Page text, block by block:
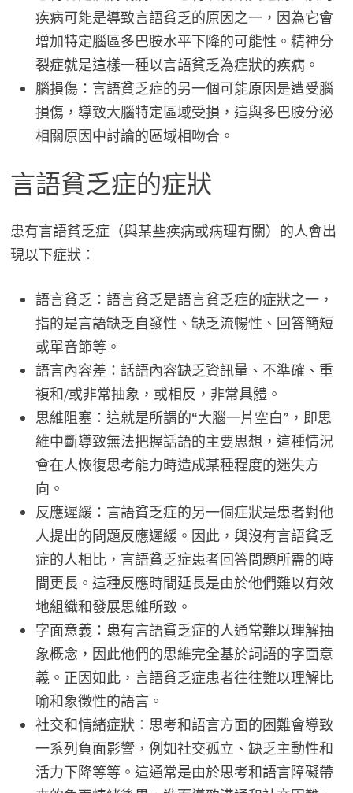
疾病可能是導致言語貧乏的原因之一，因為它會
增加特定腦區多巴胺水平下降的可能性。精神分
裂症就是這樣一種以言語貧乏為症狀的疾病。
腦損傷：言語貧乏症的另一個可能原因是遭受腦
損傷，導致大腦特定區域受損，這與多巴胺分泌
相關原因中討論的區域相吻合。
言語貧乏症的症狀
患有言語貧乏症（與某些疾病或病理有關）的人會出
現以下症狀：
語言貧乏：語言貧乏是語言貧乏症的症狀之一，
指的是言語缺乏自發性、缺乏流暢性、回答簡短
或單音節等。
語言內容差：話語內容缺乏資訊量、不準確、重
複和/或非常抽象，或相反，非常具體。
思維阻塞：這就是所謂的“大腦一片空白”，即思
維中斷導致無法把握話語的主要思想，這種情況
會在人恢復思考能力時造成某種程度的迷失方
向。
反應遲緩：言語貧乏症的另一個症狀是患者對他
人提出的問題反應遲緩。因此，與沒有言語貧乏
症的人相比，言語貧乏症患者回答問題所需的時
間更長。這種反應時間延長是由於他們難以有效
地組織和發展思維所致。
字面意義：患有言語貧乏症的人通常難以理解抽
象概念，因此他們的思維完全基於詞語的字面意
義。正因如此，言語貧乏症患者往往難以理解比
喻和象徵性的語言。
社交和情緒症狀：思考和語言方面的困難會導致
一系列負面影響，例如社交孤立、缺乏主動性和
活力下降等等。這通常是由於思考和語言障礙帶